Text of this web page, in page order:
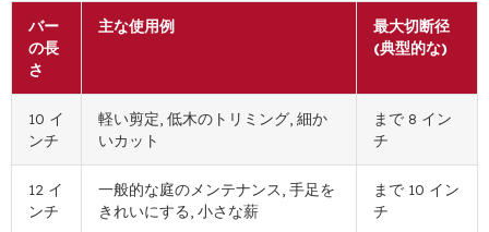
バー
の長
さ
主な使用例
最大切断径
(典型的な)
10 イ
ンチ
軽い剪定, 低木のトリミング, 細か
いカット
まで 8 イン
チ
12 イ
ンチ
一般的な庭のメンテナンス, 手足を
きれいにする, 小さな薪
まで 10 イン
チ